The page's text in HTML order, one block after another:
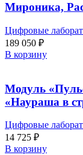
Мироника,
Цифровые
189 050 ₽
В корзину
Модуль
«Наураша в
Цифровые
14 725 ₽
В корзину